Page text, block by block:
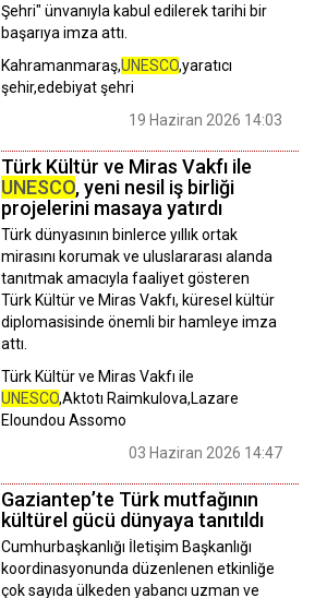
Şehri" ünvanıyla kabul edilerek tarihi bir
başarıya imza attı.
Kahramanmaraş,UNESCO,yaratıcı
şehir,edebiyat şehri
19 Haziran 2026 14:03
Türk Kültür ve Miras Vakfı ile
UNESCO, yeni nesil iş birliği
projelerini masaya yatırdı
Türk dünyasının binlerce yıllık ortak
mirasını korumak ve uluslararası alanda
tanıtmak amacıyla faaliyet gösteren
Türk Kültür ve Miras Vakfı, küresel kültür
diplomasisinde önemli bir hamleye imza
attı.
Türk Kültür ve Miras Vakfı ile
UNESCO,Aktotı Raimkulova,Lazare
Eloundou Assomo
03 Haziran 2026 14:47
Gaziantep’te Türk mutfağının
kültürel gücü dünyaya tanıtıldı
Cumhurbaşkanlığı İletişim Başkanlığı
koordinasyonunda düzenlenen etkinliğe
çok sayıda ülkeden yabancı uzman ve